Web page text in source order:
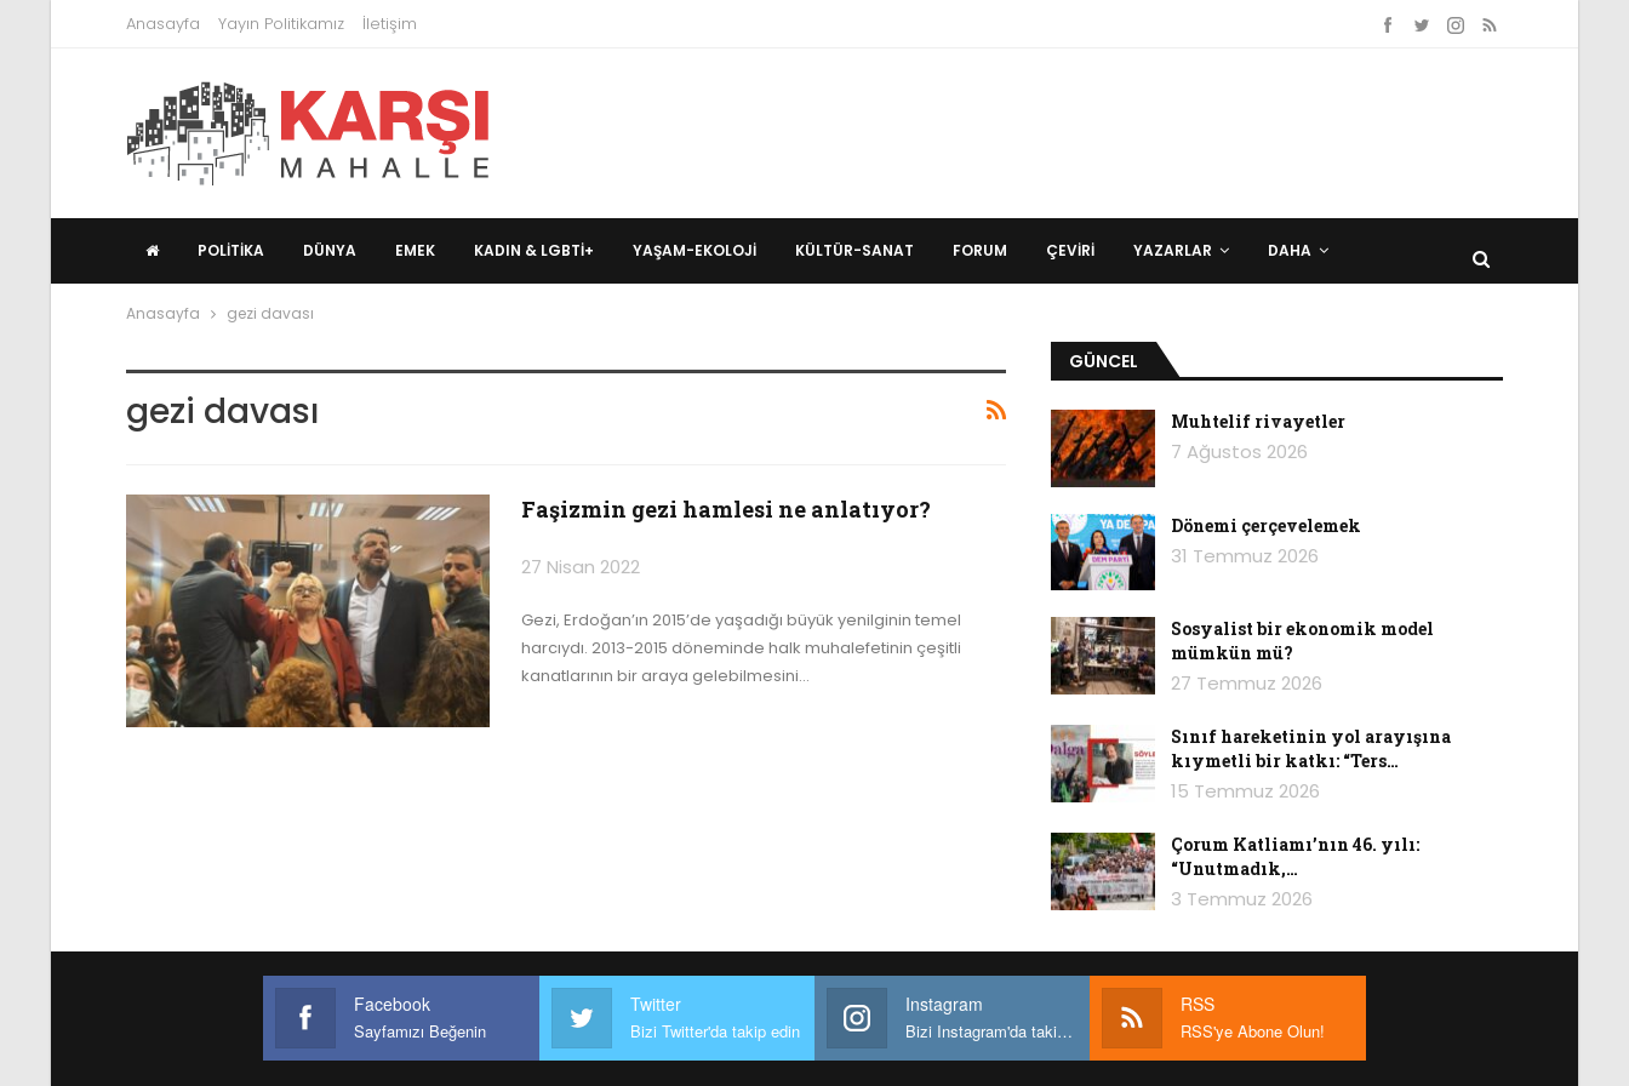
Anasayfa Yayın Politikamız İletişim
POLITIKA DÜNYA EMEK KADIN & LGBTİ+ YAŞAM-EKOLOJI KÜLTÜR-SANAT FORUM ÇEVIRI YAZARLAR DAHA
Anasayfa gezi davası
gezi davası
Faşizmin gezi hamlesi ne anlatıyor?
27 Nisan 2022
Gezi, Erdoğan’ın 2015’de yaşadığı büyük yenilginin temel
harcıydı. 2013-2015 döneminde halk muhalefetinin çeşitli
kanatlarının bir araya gelebilmesini…
GÜNCEL
Muhtelif rivayetler
7 Ağustos 2026
Dönemi çerçevelemek
31 Temmuz 2026
Sosyalist bir ekonomik model
mümkün mü?
27 Temmuz 2026
Sınıf hareketinin yol arayışına
kıymetli bir katkı: “Ters…
15 Temmuz 2026
Çorum Katliamı’nın 46. yılı:
“Unutmadık,…
3 Temmuz 2026
Facebook
Sayfamızı Beğenin
Twitter
Bizi Twitter'da takip edin
Instagram
Bizi Instagram'da takip edin
RSS
RSS'ye Abone Olun!